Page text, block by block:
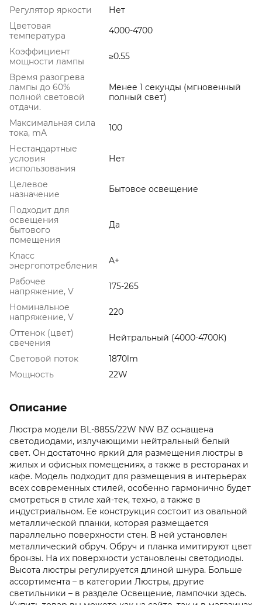
Регулятор яркости
Нет
Цветовая
температура
4000-4700
Коэффициент
мощности лампы
≥0.55
Время разогрева
лампы до 60%
полной световой
отдачи.
Менее 1 секунды (мгновенный
полный свет)
Максимальная сила
тока, mA
100
Нестандартные
условия
использования
Нет
Целевое
назначение
Бытовое освещение
Подходит для
освещения
бытового
помещения
Да
Класс
энергопотребления
A+
Рабочее
напряжение, V
175-265
Номинальное
напряжение, V
220
Оттенок (цвет)
свечения
Нейтральный (4000-4700К)
Световой поток
1870lm
Мощность
22W
Описание
Люстра модели BL-885S/22W NW BZ оснащена
светодиодами, излучающими нейтральный белый
свет. Он достаточно яркий для размещения люстры в
жилых и офисных помещениях, а также в ресторанах и
кафе. Модель подходит для размещения в интерьерах
всех современных стилей, особенно гармонично будет
смотреться в стиле хай-тек, техно, а также в
индустриальном. Ее конструкция состоит из овальной
металлической планки, которая размещается
параллельно поверхности стен. В ней установлен
металлический обруч. Обруч и планка имитируют цвет
бронзы. На их поверхности установлены светодиоды.
Высота люстры регулируется длиной шнура. Больше
ассортимента – в категории Люстры, другие
светильники – в разделе Освещение, лампочки здесь.